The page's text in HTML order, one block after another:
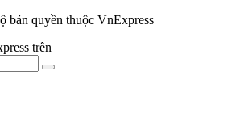
bản quyền thuộc VnExpress
trên